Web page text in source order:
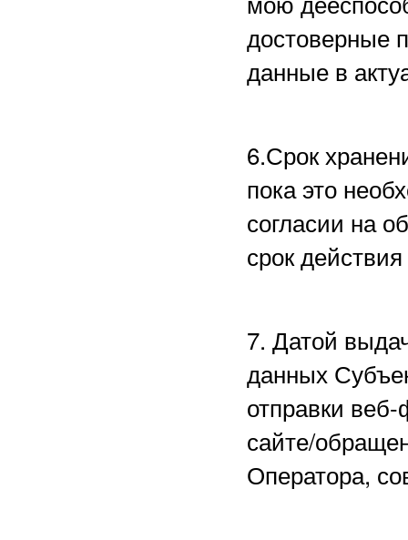
достоверные
данные в
6.Срок
пока это
согласии на
срок
7. Датой
данных
отправки
сайте/
Оператора,